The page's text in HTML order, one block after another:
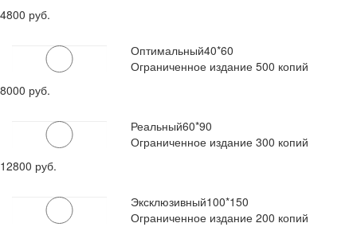
4800 руб.
Оптимальный40*60
Ограниченное издание 500 копий
8000 руб.
Реальный60*90
Ограниченное издание 300 копий
12800 руб.
Эксклюзивный100*150
Ограниченное издание 200 копий